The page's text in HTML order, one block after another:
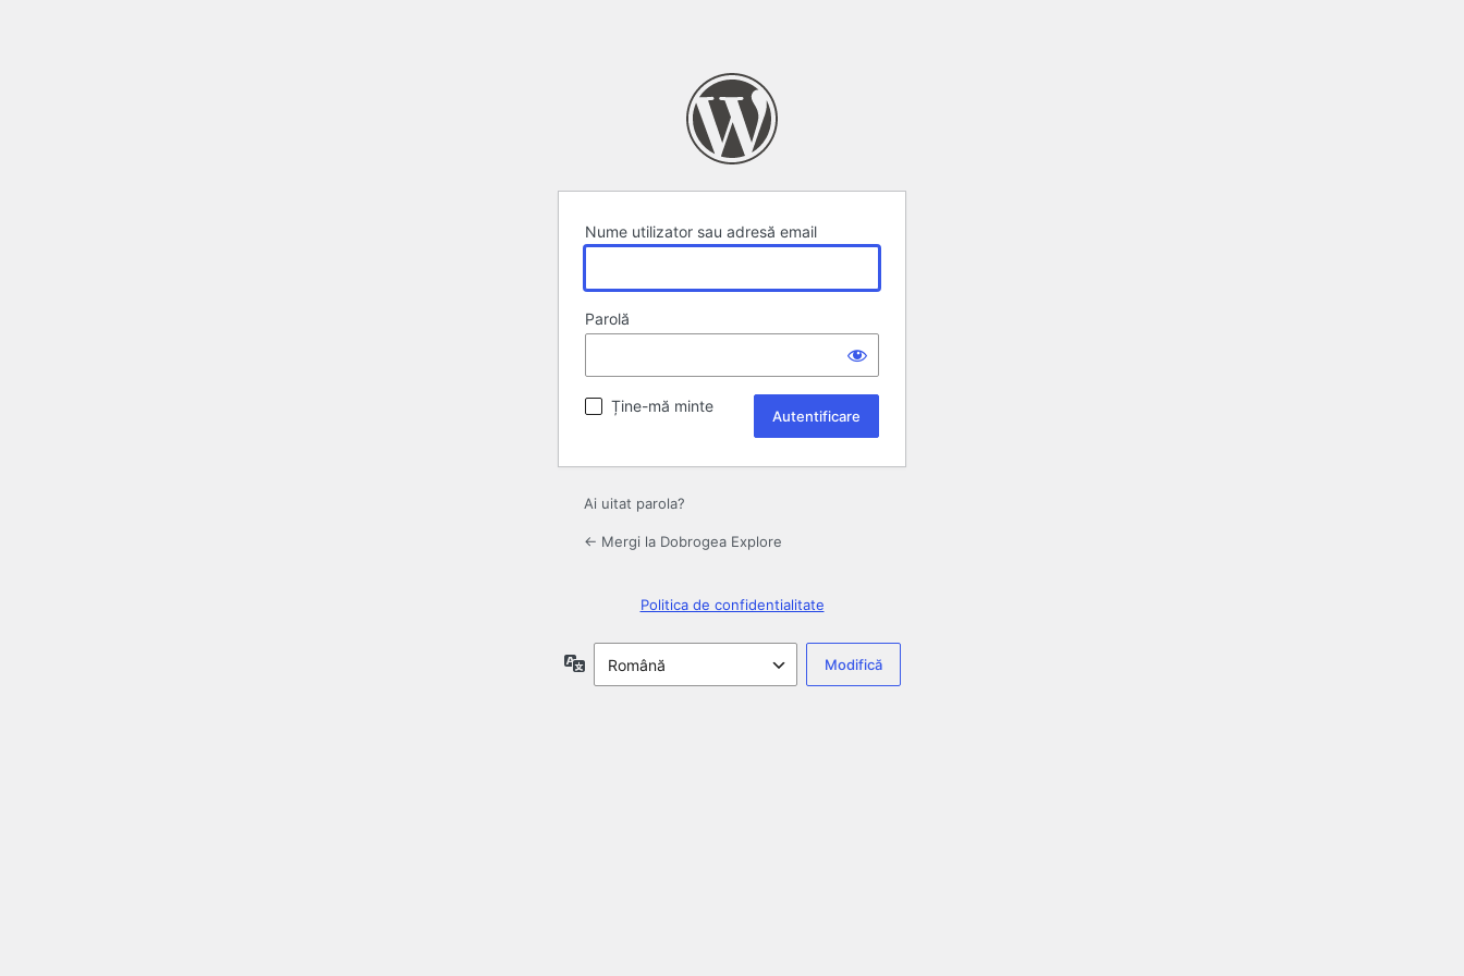
Nume utilizator sau adresă email
Parolă
Ține-mă minte
Ai uitat parola?
← Mergi la Dobrogea Explore
Politica de confidentialitate
Limbă